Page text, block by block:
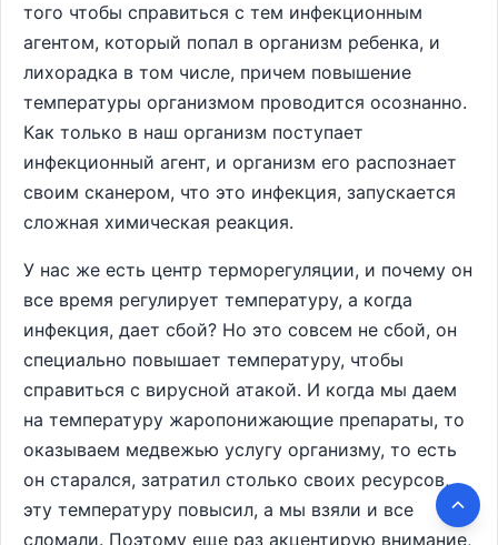
того чтобы справиться с тем инфекционным
агентом, который попал в организм ребенка, и
лихорадка в том числе, причем повышение
температуры организмом проводится осознанно.
Как только в наш организм поступает
инфекционный агент, и организм его распознает
своим сканером, что это инфекция, запускается
сложная химическая реакция.
У нас же есть центр терморегуляции, и почему он
все время регулирует температуру, а когда
инфекция, дает сбой? Но это совсем не сбой, он
специально повышает температуру, чтобы
справиться с вирусной атакой. И когда мы даем
на температуру жаропонижающие препараты, то
оказываем медвежью услугу организму, то есть
он старался, затратил столько своих ресурсов,
эту температуру повысил, а мы взяли и все
сломали. Поэтому еще раз акцентирую внимание,